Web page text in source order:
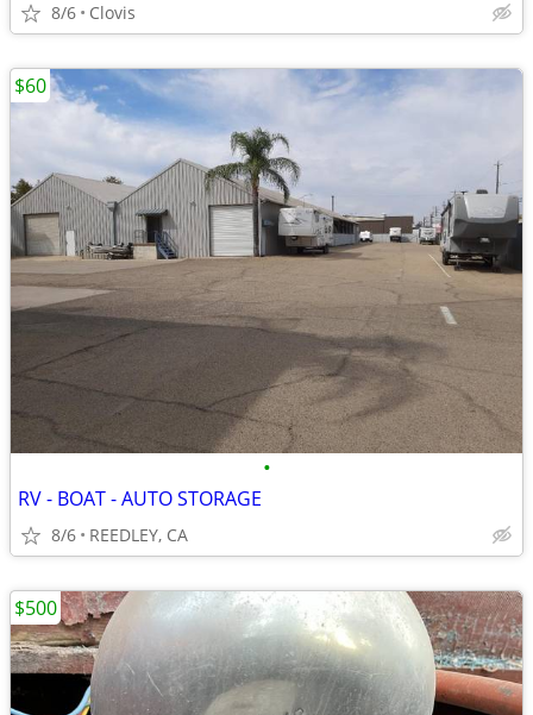
8/6 Clovis
•
RV - BOAT - AUTO STORAGE
8/6 REEDLEY, CA
$60
$500